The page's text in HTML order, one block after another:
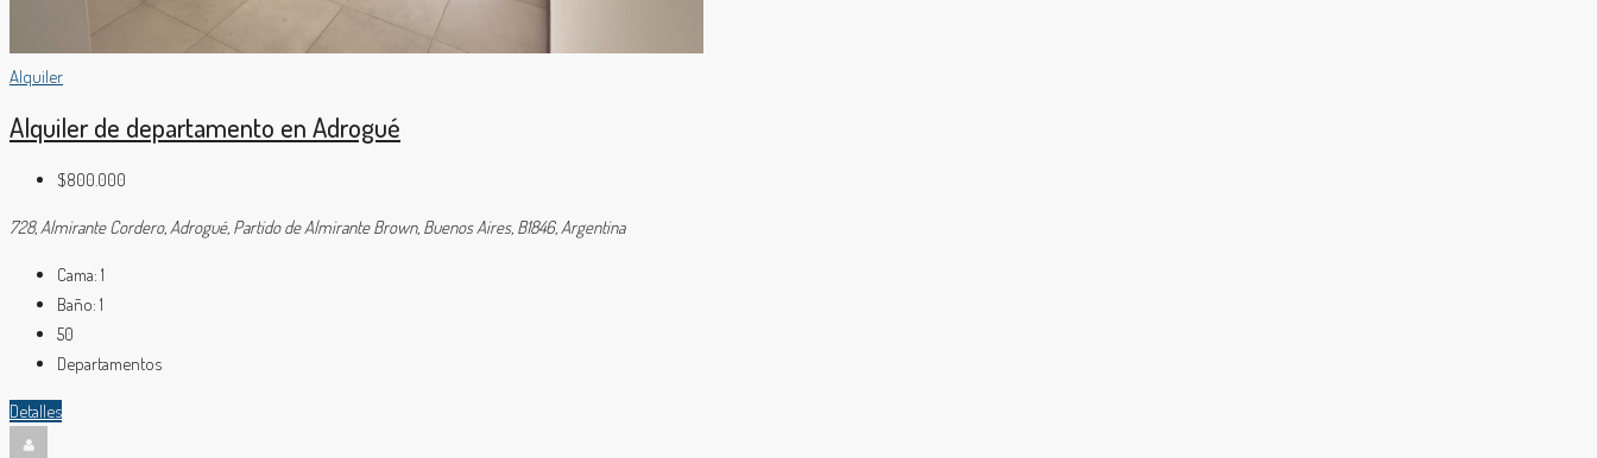
Alquiler
Alquiler de departamento en Adrogué
$800.000
728, Almirante Cordero, Adrogué, Partido de Almirante Brown, Buenos Aires, B1846, Argentina
Cama: 1
Baño: 1
50
Departamentos
Detalles